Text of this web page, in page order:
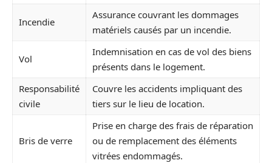
Incendie
Assurance couvrant les dommages
matériels causés par un incendie.
Vol
Indemnisation en cas de vol des biens
présents dans le logement.
Responsabilité
civile
Couvre les accidents impliquant des
tiers sur le lieu de location.
Bris de verre
Prise en charge des frais de réparation
ou de remplacement des éléments
vitrées endommagés.